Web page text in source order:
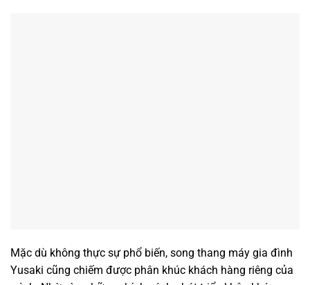
Mặc dù không thực sự phổ biến, song thang máy gia đình
Yusaki cũng chiếm được phân khúc khách hàng riêng của